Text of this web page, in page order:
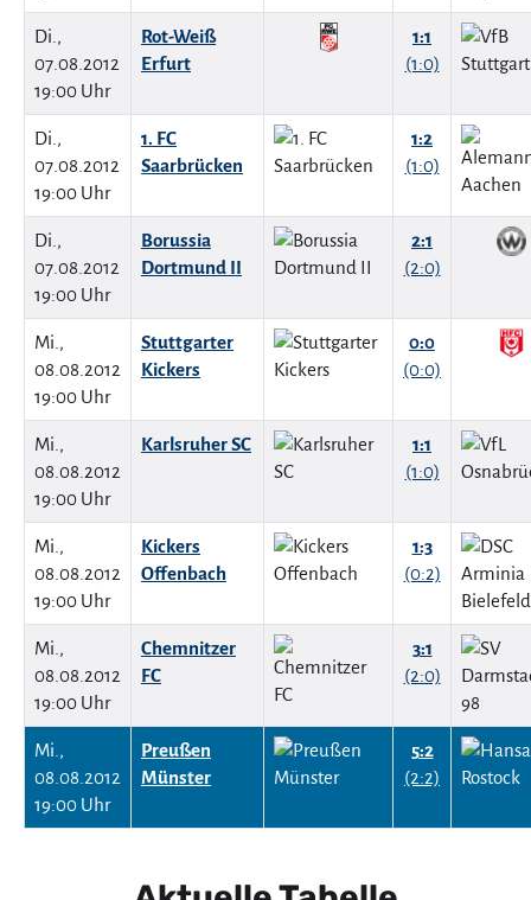
Di.,
07.08.2012
19:00 Uhr
Rot-Weiß
Erfurt
1:1
(1:0)
Di.,
07.08.2012
19:00 Uhr
1. FC
Saarbrücken
1:2
(1:0)
Di.,
07.08.2012
19:00 Uhr
Borussia
Dortmund II
2:1
(2:0)
Mi.,
08.08.2012
19:00 Uhr
Stuttgarter
Kickers
0:0
(0:0)
Mi.,
08.08.2012
19:00 Uhr
Karlsruher SC
1:1
(1:0)
Mi.,
08.08.2012
19:00 Uhr
Kickers
Offenbach
1:3
(0:2)
Mi.,
08.08.2012
19:00 Uhr
Chemnitzer
FC
3:1
(2:0)
Mi.,
08.08.2012
19:00 Uhr
Preußen
Münster
5:2
(2:2)